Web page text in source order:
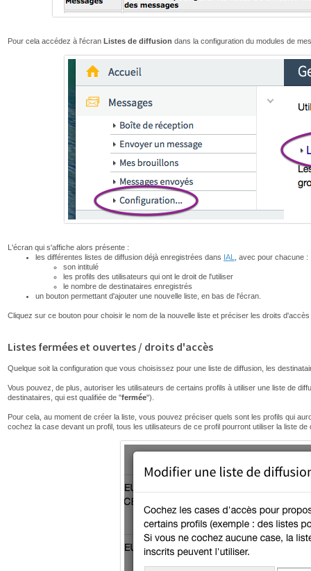
Pour cela accédez à l'écran Listes de diffusion dans la configuration du modules de
L'écran qui s'affiche alors présente :
les différentes listes de diffusion déjà enregistrées dans IAL
, avec pour chacune :
son intitulé
les profils des utilisateurs qui ont le droit de l'utiliser
le nombre de destinataires enregistrés
un bouton permettant d'ajouter une nouvelle liste, en bas de l'écran.
Cliquez sur ce bouton pour choisir le nom de la nouvelle liste et préciser les droits
Listes fermées et ouvertes / droits d'accès
Quelque soit la configuration que vous choisissez pour une liste de diffusion, les
Vous pouvez, de plus, autoriser les utilisateurs de certains profils à utiliser une liste de
destinataires, qui est qualifiée de "fermée").
Pour cela, au moment de créer la liste, vous pouvez préciser quels sont les profils qui
cochez la case devant un profil, tous les utilisateurs de ce profil pourront utiliser la liste